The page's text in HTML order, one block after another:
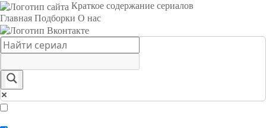
Краткое содержание сериалов
Главная Подборки О нас